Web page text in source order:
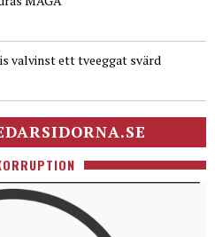
valvinst ett tveeggat svärd